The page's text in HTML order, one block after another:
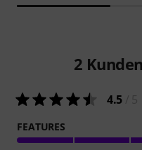
2
4.5
FEATURES